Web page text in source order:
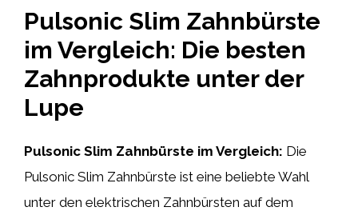
Pulsonic Slim Zahnbürste
im Vergleich: Die besten
Zahnprodukte unter der
Lupe
Pulsonic Slim Zahnbürste im Vergleich: Die
Pulsonic Slim Zahnbürste ist eine beliebte Wahl
unter den elektrischen Zahnbürsten auf dem